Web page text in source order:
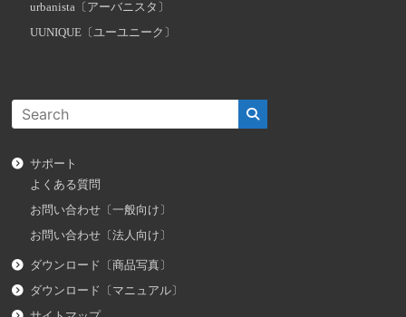
urbanista〔アーバニスタ〕
UUNIQUE〔ユーユニーク〕
サポート
よくある質問
お問い合わせ〔一般向け〕
お問い合わせ〔法人向け〕
ダウンロード〔商品写真〕
ダウンロード〔マニュアル〕